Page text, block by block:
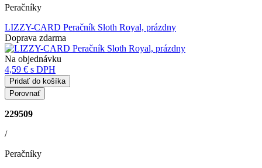
Peračníky
LIZZY-CARD Peračník Sloth Royal, prázdny
Doprava zdarma
Na objednávku
4,59 € s DPH
Pridať do košíka
Porovnať
229509
/
Peračníky